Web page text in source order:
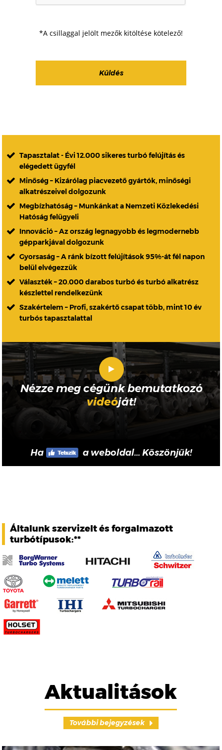
*A csillaggal jelölt mezők kitöltése kötelező!
Tapasztalat - Évi 12.000 sikeres turbó felújítás és
elégedett ügyfél
Minőség – Kizárólag piacvezető gyártók, minőségi
alkatrészeivel dolgozunk
Megbízhatóság – Munkánkat a Nemzeti Közlekedési
Hatóság felügyeli
Innováció – Az ország legnagyobb és legmodernebb
gépparkjával dolgozunk
Gyorsaság – A ránk bízott felújítások 95%-át fél napon
belül elvégezzük
Választék – 20.000 darabos turbó és turbó alkatrész
készlettel rendelkezünk
Szakértelem – Profi, szakértő csapat több, mint 10 év
turbós tapasztalattal
Nézze meg cégünk bemutatkozó
videóját!
Ha a weboldal... Köszönjük!
Általunk szervizelt és forgalmazott
turbótípusok:**
Aktualitások
További bejegyzések